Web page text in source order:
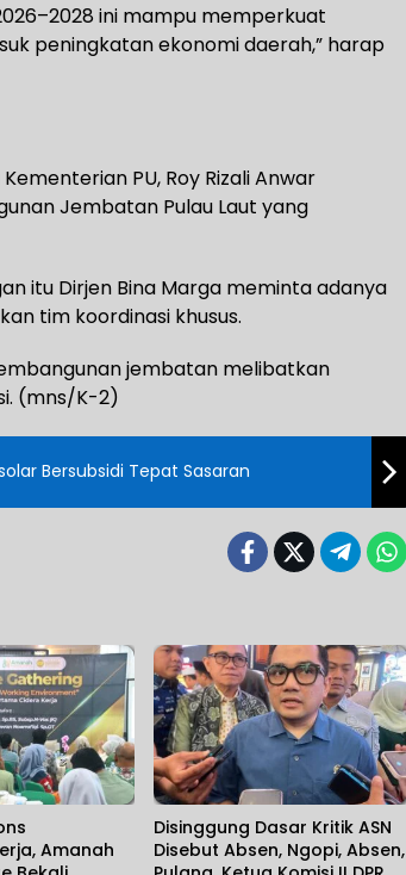
ini mampu memperkuat
peningkatan ekonomi daerah,” harap
PU, Roy Rizali Anwar
Jembatan Pulau Laut yang
itu Dirjen Bina Marga meminta adanya
tim koordinasi khusus.
jembatan melibatkan
(mns/K-2)
Bersubsidi Tepat Sasaran
Amanah
Disinggung Dasar Kritik ASN
Disebut Absen, Ngopi, Absen,